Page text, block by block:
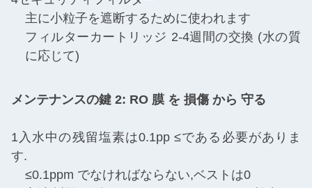
主に小粒子を遮断するために使われます
フィルターカートリッジ 2-4週間の交換 (水の質
に応じて)
メンテナンスの鍵 2: RO 膜 を 損傷 から 守る
1入水中の残留塩素は0.1pp ≤である必要がありま
す.
≤0.1ppm でなければならない,ベストは0